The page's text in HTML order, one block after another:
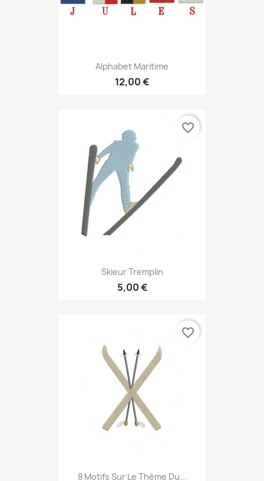
Alphabet Maritime
12,00 €
Skieur Tremplin
5,00 €
favorite_border
8 Motifs Sur Le Thème Du...
favorite_border